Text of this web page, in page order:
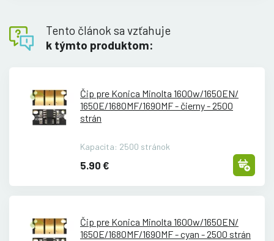
Tento článok sa vzťahuje
k týmto produktom:
Čip pre Konica Minolta 1600w/1650EN/
1650E/1680MF/1690MF - čierny - 2500
strán
Kapacita: 2500 stránok
5.90 €
Čip pre Konica Minolta 1600w/1650EN/
1650E/1680MF/1690MF - cyan - 2500 strán